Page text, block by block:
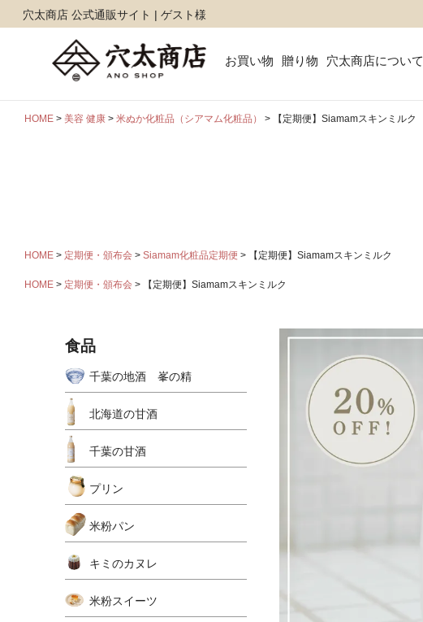
穴太商店 公式通販サイト | ゲスト様
お買い物 贈り物 穴太商店について
HOME 美容 健康 米ぬか化粧品（シアマム化粧品） 【定期便】Siamamスキンミルク
HOME 定期便・頒布会 Siamam化粧品定期便 【定期便】Siamamスキンミルク
HOME 定期便・頒布会 【定期便】Siamamスキンミルク
食品
千葉の地酒 峯の精
北海道の甘酒
千葉の甘酒
プリン
米粉パン
キミのカヌレ
米粉スイーツ